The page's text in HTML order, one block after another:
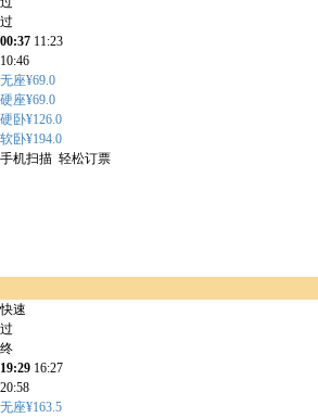
过
00:37 11:23
10:46
无座¥69.0
硬座¥69.0
硬卧¥126.0
软卧¥194.0
手机扫描 轻松订票
快速
过
终
19:29 16:27
20:58
无座¥163.5